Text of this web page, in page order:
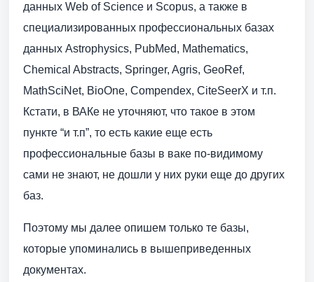
данных Web of Science и Scopus, а также в
специализированных профессиональных базах
данных Astrophysics, PubMed, Mathematics,
Chemical Abstracts, Springer, Agris, GeoRef,
MathSciNet, BioOne, Compendex, CiteSeerX и т.п.
Кстати, в ВАКе не уточняют, что такое в этом
пункте “и т.п”, то есть какие еще есть
профессиональные базы в ваке по-видимому
сами не знают, не дошли у них руки еще до других
баз.
Поэтому мы далее опишем только те базы,
которые упоминались в вышеприведенных
документах.